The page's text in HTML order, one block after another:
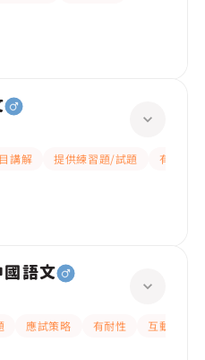
講解 提供練習題/試題
有耐性
語文
應試策略 有耐性
互動教學